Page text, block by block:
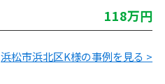
118万円
浜松市浜北区K様の事例を見る >